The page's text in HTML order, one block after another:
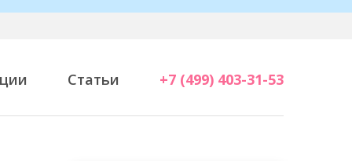
Статьи +7 (499) 403-31-53